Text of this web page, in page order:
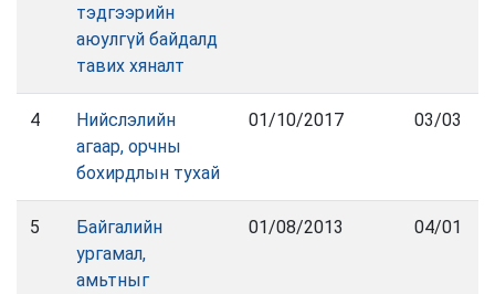
тэдгээрийн
аюулгүй байдалд
тавих хяналт
4
Нийслэлийн
агаар, орчны
бохирдлын тухай
01/10/2017 03/03
5
Байгалийн
ургамал,
амьтныг
01/08/2013 04/01